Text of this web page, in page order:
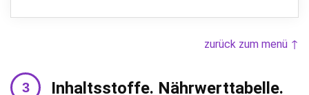
zurück zum menü ↑
Inhaltsstoffe. Nährwerttabelle.